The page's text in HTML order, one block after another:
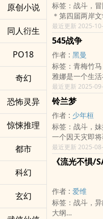
原创小说
同人衍生
PO18
奇幻
恐怖灵异
惊悚推理
都市
科幻
玄幻
标签：战斗，冒
＊第四届两岸
一个摇摇欲坠
当万莲阉党的
野，整个昊朝正
一名心怀《朱
为国为民，投
的夹缝中匡扶
一名玩世不恭
长逍，只想在
尖，在背叛与
一场精心策划
场残酷的背叛
恶的旅途。
在忠诚与背叛
的巨大鸿沟前
这是一部关于
最近更新 2025-
545战争
作者 : 黑曼
标签：青梅竹
雅娜是一个生
哈里纳有三种
里娜人和努娲人
哈里娜人会帮
位 并压榨努娲人
但努娲人却才是
雅娜是十星和
和布凯也是如此
一起长大的六
及纯种努娲人 哈
在他们小时候
他们拥有快乐的
可是随着内战开
高二那年原先
最近更新 2025-
铃兰梦
作者 : 少年桓
标签：战斗，妹
一个因天灾即
民。
与普通人不同
样的人就算是
「只有在你身
坚持与哥哥分
开......
最近更新 2025-
作者 : 爱维
标签：战斗，异
大纲